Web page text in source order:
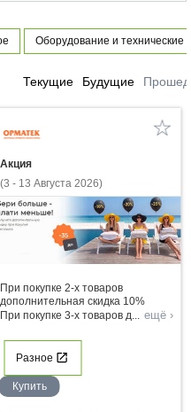
Оборудование и технические
Текущие Будущие
Акция
(3 - 13 Августа 2026)
При покупке 2-х товаров
дополнительная скидка 10%
При покупке 3-х товаров д... ещё ›
Разное
Купить